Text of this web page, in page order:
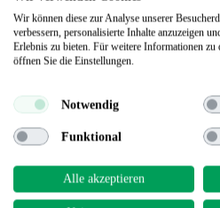
Terrassendielen
Wir können diese zur Analyse unserer
verbessern, personalisierte Inhalte anzuzeigen
Erlebnis zu bieten. Für weitere Informationen zu
öffnen Sie die Einstellungen.
Notwendig
Funktional
Alle akzeptieren